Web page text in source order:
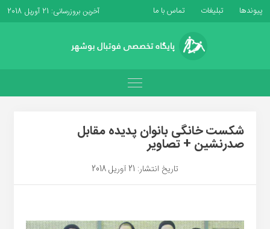
پیوندها تبلیغات تماس با ما آخرین بروزرسانی: 21 آوریل 2018
شکست خانگی بانوان پدیده مقابل
صدرنشین + تصاویر
تاریخ انتشار: 21 آوریل 2018